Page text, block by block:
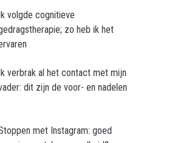
volgde cognitieve
zo heb ik het
verbrak al het contact met mijn
dit zijn de voor- en nadelen
met Instagram: goed